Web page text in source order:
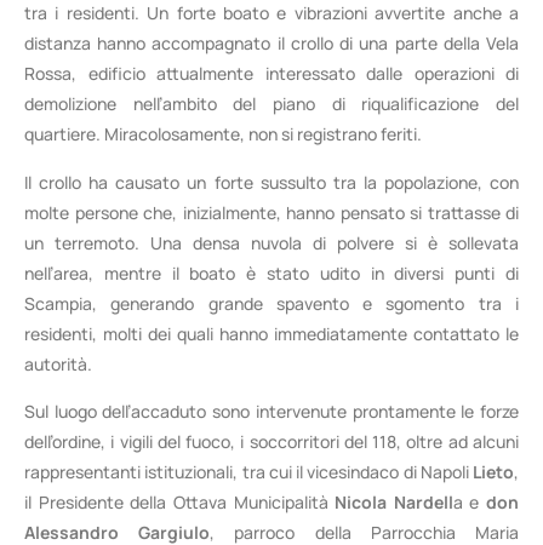
tra i residenti. Un forte boato e vibrazioni avvertite anche a
distanza hanno accompagnato il crollo di una parte della Vela
Rossa, edificio attualmente interessato dalle operazioni di
demolizione nell’ambito del piano di riqualificazione del
quartiere. Miracolosamente, non si registrano feriti.
Il crollo ha causato un forte sussulto tra la popolazione, con
molte persone che, inizialmente, hanno pensato si trattasse di
un terremoto. Una densa nuvola di polvere si è sollevata
nell’area, mentre il boato è stato udito in diversi punti di
Scampia, generando grande spavento e sgomento tra i
residenti, molti dei quali hanno immediatamente contattato le
autorità.
Sul luogo dell’accaduto sono intervenute prontamente le forze
dell’ordine, i vigili del fuoco, i soccorritori del 118, oltre ad alcuni
rappresentanti istituzionali, tra cui il vicesindaco di Napoli Lieto,
il Presidente della Ottava Municipalità Nicola Nardella e don
Alessandro Gargiulo, parroco della Parrocchia Maria